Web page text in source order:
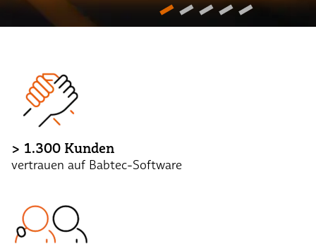
> 1.300 Kunden
vertrauen auf Babtec-Software